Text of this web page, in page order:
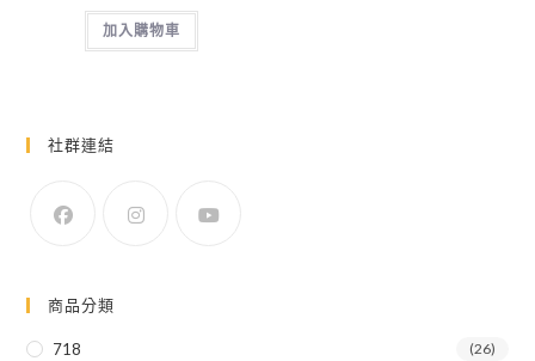
加入購物車
社群連結
商品分類
718 (26)